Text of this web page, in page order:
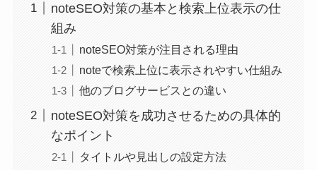
noteSEO対策の基本と検索上位表示の仕
組み
noteSEO対策が注目される理由
noteで検索上位に表示されやすい仕組み
他のブログサービスとの違い
noteSEO対策を成功させるための具体的
なポイント
タイトルや見出しの設定方法